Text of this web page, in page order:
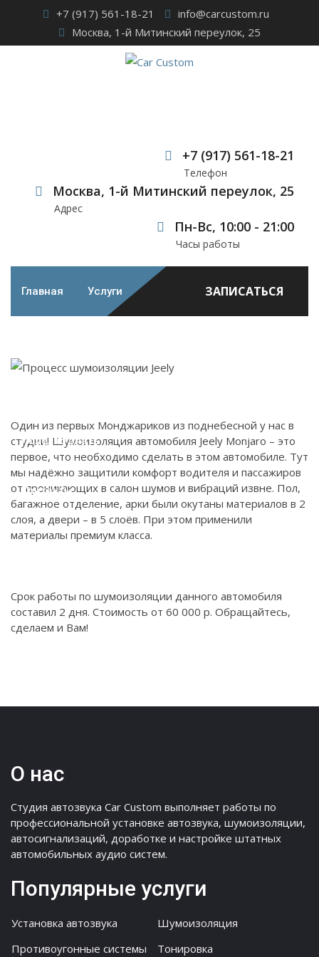
content
+7 (917) 561-18-21
info@carcustom.ru
Москва, 1-й Митинский переулок, 25
+7 (917) 561-18-21
Телефон
Москва, 1-й Митинский переулок, 25
Адрес
Пн-Вс, 10:00 - 21:00
Часы работы
Главная Услуги
Полезно знать
Контакты
ЗАПИСАТЬСЯ
автомобиля Jeely
Monjaro
> Шумоизоляция автомобиля
Один из первых Монджариков из поднебесной у нас в
студии! Шумоизоляция автомобиля Jeely Monjaro – это
первое, что необходимо сделать в этом автомобиле. Тут
мы надёжно защитили комфорт водителя и пассажиров
от проникающих в салон шумов и вибраций извне. Пол,
багажное отделение, арки были окутаны материалов в 2
слоя, а двери – в 5 слоёв. При этом применили
материалы премиум класса.
Срок работы по шумоизоляции данного автомобиля
составил 2 дня. Стоимость от 60 000 р. Обращайтесь,
сделаем и Вам!
О нас
Студия автозвука Car Custom выполняет работы по
профессиональной установке автозвука, шумоизоляции,
автосигнализаций, доработке и настройке штатных
автомобильных аудио систем.
Популярные услуги
Установка автозвука
Шумоизоляция
Противоугонные системы
Тонировка